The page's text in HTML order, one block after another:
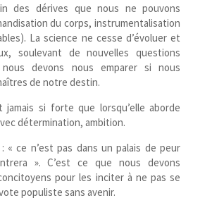
des dérives que nous ne pouvons
du corps, instrumentalisation
La science ne cesse d’évoluer et
soulevant de nouvelles questions
devons nous emparer si nous
de notre destin.
jamais si forte que lorsqu’elle aborde
détermination, ambition.
« ce n’est pas dans un palais de peur
». C’est ce que nous devons
pour les inciter à ne pas se
populiste sans avenir.